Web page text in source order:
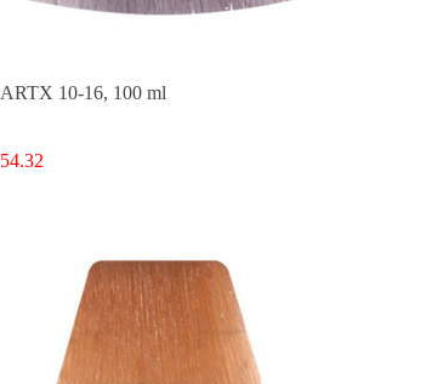
ARTX 10-16, 100 ml
54.32